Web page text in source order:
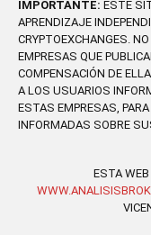
IMPORTANTE: ESTE
APRENDIZAJE
CRYPTOEXCHANGES.
EMPRESAS QUE
COMPENSACIÓN DE
A LOS USUARIOS
ESTAS EMPRESAS,
INFORMADAS SOBRE
ESTA WEB